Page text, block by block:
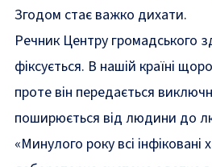
Згодом стає важко дихати.
Речник Центру громадського
фіксується. В нашій країні
проте він передається
поширюється від людини до
«Минулого року всі